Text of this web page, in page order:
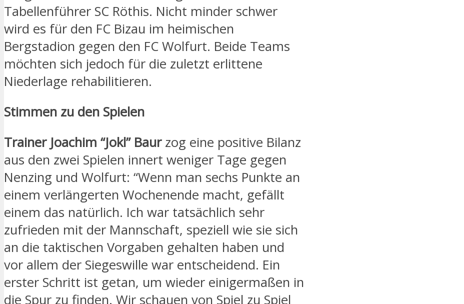
Tabellenführer SC Röthis. Nicht minder schwer
wird es für den FC Bizau im heimischen
Bergstadion gegen den FC Wolfurt. Beide Teams
möchten sich jedoch für die zuletzt erlittene
Niederlage rehabilitieren.
Stimmen zu den Spielen
Trainer Joachim “Jokl” Baurzog eine positive Bilanz
aus den zwei Spielen innert weniger Tage gegen
Nenzing und Wolfurt: “Wenn man sechs Punkte an
einem verlängerten Wochenende macht, gefällt
einem das natürlich. Ich war tatsächlich sehr
zufrieden mit der Mannschaft, speziell wie sie sich
an die taktischen Vorgaben gehalten haben und
vor allem der Siegeswille war entscheidend. Ein
erster Schritt ist getan, um wieder einigermaßen in
die Spur zu finden. Wir schauen von Spiel zu Spiel